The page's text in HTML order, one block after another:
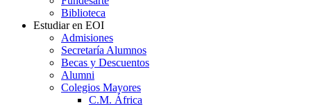
Biblioteca
Estudiar en EOI
Admisiones
Secretaría Alumnos
Becas y Descuentos
Alumni
Colegios Mayores
C.M. África